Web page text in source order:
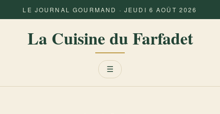
LE JOURNAL GOURMAND · JEUDI 6 AOÛT 2026
La Cuisine du Farfadet
Menu
☰